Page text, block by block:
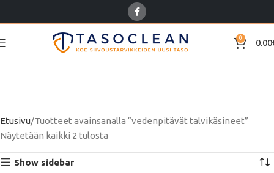
0 0.00
Etusivu Tuotteet avainsanalla “vedenpitävät talvikäsineet”
Näytetään kaikki 2 tulosta
Show sidebar